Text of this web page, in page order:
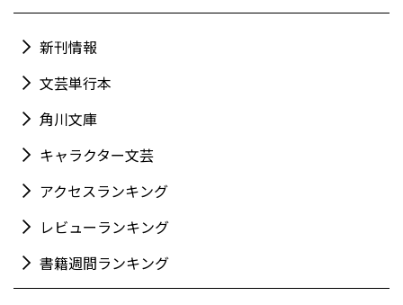
新刊情報
文芸単行本
角川文庫
キャラクター文芸
アクセスランキング
レビューランキング
書籍週間ランキング